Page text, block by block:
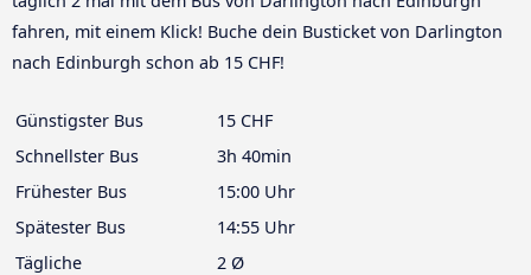
fahren, mit einem Klick! Buche dein Busticket von Darlington
nach Edinburgh schon ab 15 CHF!
Günstigster Bus
15 CHF
Schnellster Bus
3h 40min
Frühester Bus
15:00 Uhr
Spätester Bus
14:55 Uhr
Tägliche
2 Ø